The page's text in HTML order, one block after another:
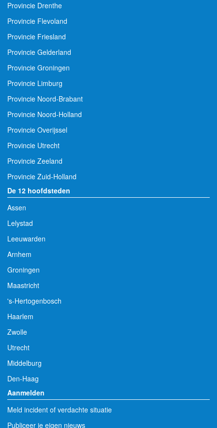
Provincie Drenthe
Provincie Flevoland
Provincie Friesland
Provincie Gelderland
Provincie Groningen
Provincie Limburg
Provincie Noord-Brabant
Provincie Noord-Holland
Provincie Overijssel
Provincie Utrecht
Provincie Zeeland
Provincie Zuid-Holland
De 12 hoofdsteden
Assen
Lelystad
Leeuwarden
Arnhem
Groningen
Maastricht
's-Hertogenbosch
Haarlem
Zwolle
Utrecht
Middelburg
Den-Haag
Aanmelden
Meld incident of verdachte situatie
Publiceer je eigen nieuws